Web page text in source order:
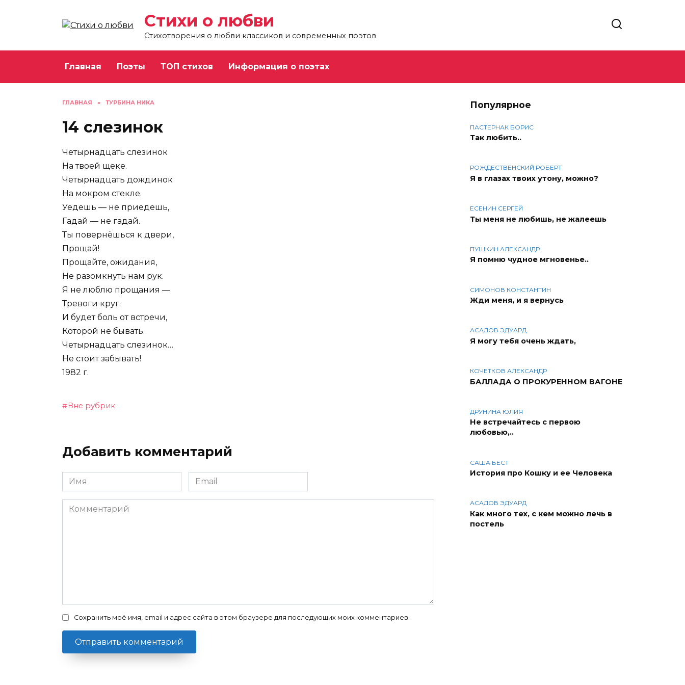
Стихи о любви
Стихотворения о любви классиков и современных поэтов
Главная Поэты ТОП стихов Информация о поэтах
ГЛАВНАЯ » ТУРБИНА НИКА
14 слезинок
Четырнадцать слезинок
На твоей щеке.
Четырнадцать дождинок
На мокром стекле.
Уедешь — не приедешь,
Гадай — не гадай.
Ты повернёшься к двери,
Прощай!
Прощайте, ожидания,
Не разомкнуть нам рук.
Я не люблю прощания —
Тревоги круг.
И будет боль от встречи,
Которой не бывать.
Четырнадцать слезинок…
Не стоит забывать!
1982 г.
Вне рубрик
Добавить комментарий
Имя Email
Комментарий
Сохранить моё имя, email и адрес сайта в этом браузере для последующих моих комментариев.
Популярное
ПАСТЕРНАК БОРИС
Так любить..
РОЖДЕСТВЕНСКИЙ РОБЕРТ
Я в глазах твоих утону, можно?
ЕСЕНИН СЕРГЕЙ
Ты меня не любишь, не жалеешь
ПУШКИН АЛЕКСАНДР
Я помню чудное мгновенье..
СИМОНОВ КОНСТАНТИН
Жди меня, и я вернусь
АСАДОВ ЭДУАРД
Я могу тебя очень ждать,
КОЧЕТКОВ АЛЕКСАНДР
БАЛЛАДА О ПРОКУРЕННОМ ВАГОНЕ
ДРУНИНА ЮЛИЯ
Не встречайтесь с первою
любовью,..
САША БЕСТ
История про Кошку и ее Человека
АСАДОВ ЭДУАРД
Как много тех, с кем можно лечь в
постель